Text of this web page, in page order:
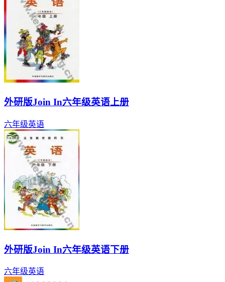
外研版Join In六年级英语上册
六年级英语
外研版Join In六年级英语下册
六年级英语